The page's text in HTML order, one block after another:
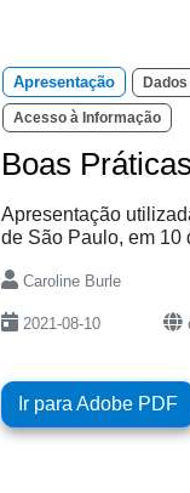
Apresentação
Acesso à Informação
Boas
Apresentação
de São Paulo, em 10
Caroline Burle
2021-08-10
Ir para Adobe PDF